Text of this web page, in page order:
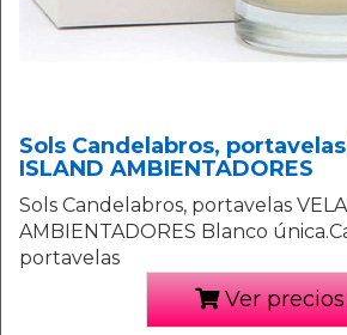
Sols Candelabros, portavelas
ISLAND AMBIENTADORES
Sols Candelabros, portavelas
AMBIENTADORES Blanco
portavelas
Ver